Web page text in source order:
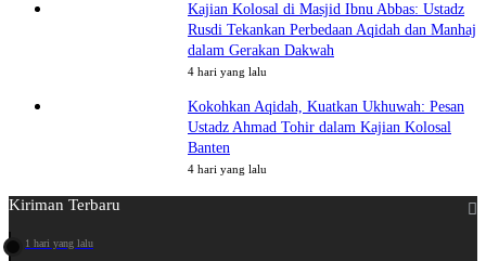
Kajian Kolosal di Masjid Ibnu Abbas: Ustadz
Rusdi Tekankan Perbedaan Aqidah dan Manhaj
dalam Gerakan Dakwah
4 hari yang lalu
Kokohkan Aqidah, Kuatkan Ukhuwah: Pesan
Ustadz Ahmad Tohir dalam Kajian Kolosal
Banten
4 hari yang lalu
Kiriman Terbaru
1 hari yang lalu